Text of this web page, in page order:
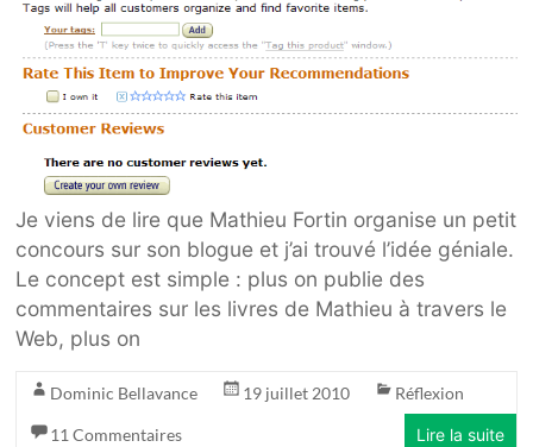
Je viens de lire que Mathieu Fortin organise un petit
concours sur son blogue et j’ai trouvé l’idée géniale.
Le concept est simple : plus on publie des
commentaires sur les livres de Mathieu à travers le
Web, plus on
Dominic Bellavance 19 juillet 2010 Réflexion
11 Commentaires Lire la suite